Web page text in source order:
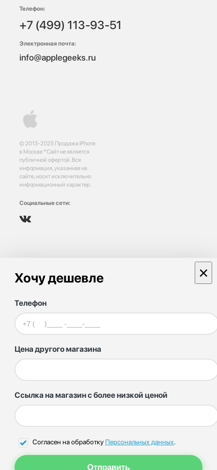
© 2013-2025 Продажа iPhone
в Москве *Сайт не является
публичной офертой. Вся
информация, указанная на
сайте, носит исключительно
информационный характер.
Социальные сети:
Телефон:
+7 (499) 113-93-51
Электронная почта:
info@applegeeks.ru
Хочу дешевле ×
Телефон
Цена другого магазина
Ссылка на магазин с более низкой ценой
Согласен на обработку Персональных данных.
Отправить